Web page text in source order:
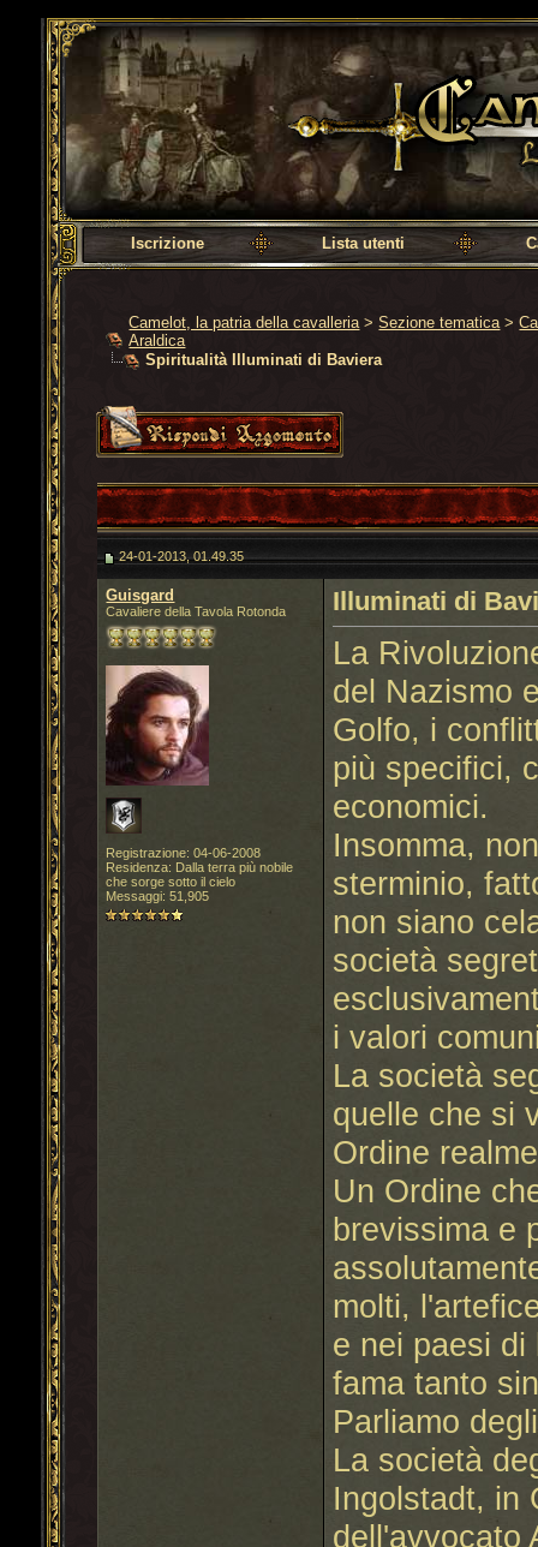
Camelot, la patria della cavalleria
Iscrizione Lista utenti
Camelot, la patria della cavalleria >Sezione tematica >
Araldica
Spiritualità Illuminati di Baviera
24-01-2013, 01.49.35
Guisgard
Cavaliere della Tavola Rotonda
Registrazione: 04-06-2008
Residenza: Dalla terra più nobile
che sorge sotto il cielo
Messaggi: 51,905
Illuminati di
La
del Nazismo
Golfo, i
più specifici,
economici.
Insomma,
sterminio,
non siano
società
i valori
La società
quelle che si
Ordine
Un Ordine
brevissima e
molti,
e nei paesi di
fama tanto
Parliamo
La società
Ingolstadt, in
dell'avvocato